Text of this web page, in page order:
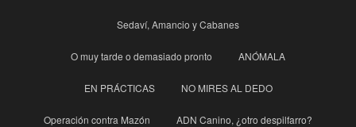
Sedaví, Amancio y Cabanes
O muy tarde o demasiado pronto ANÓMALA
EN PRÁCTICAS NO MIRES AL DEDO
Operación contra Mazón ADN Canino, ¿otro despilfarro?